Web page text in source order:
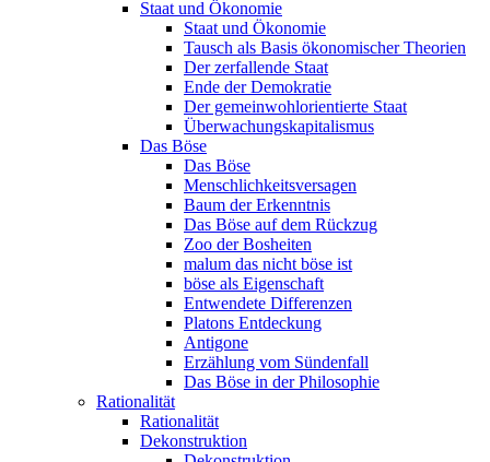
Staat und Ökonomie
Staat und Ökonomie
Tausch als Basis ökonomischer Theorien
Der zerfallende Staat
Ende der Demokratie
Der gemeinwohlorientierte Staat
Überwachungskapitalismus
Das Böse
Das Böse
Menschlichkeitsversagen
Baum der Erkenntnis
Das Böse auf dem Rückzug
Zoo der Bosheiten
malum das nicht böse ist
böse als Eigenschaft
Entwendete Differenzen
Platons Entdeckung
Antigone
Erzählung vom Sündenfall
Das Böse in der Philosophie
Rationalität
Rationalität
Dekonstruktion